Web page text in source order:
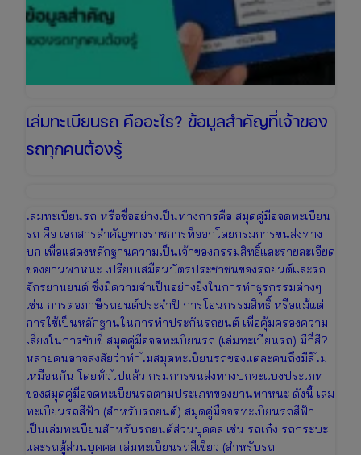
เล่มทะเบียนรถ คืออะไร? ข้อมูลสำคัญที่เจ้าของ
รถทุกคนต้องรู้
เล่มทะเบียนรถ หรือชื่ออย่างเป็นทางการคือ สมุดคู่มือจดทะเบียน
รถ คือ เอกสารสำคัญทางราชการที่ออกโดยกรมการขนส่งทาง
บก เพื่อแสดงหลักฐานความเป็นเจ้าของกรรมสิทธิ์และรายละเอียด
ของยานพาหนะ เปรียบเสมือนบัตรประชาชนของรถยนต์และรถ
จักรยานยนต์ ซึ่งมีความจำเป็นอย่างยิ่งในการทำธุรกรรมต่างๆ
เช่น การต่อภาษีรถยนต์ประจำปี การโอนกรรมสิทธิ์ หรือแม้แต่
การใช้เป็นหลักฐานในการทำประกันรถยนต์ เพื่อคุ้มครองความ
เสี่ยงในการขับขี่ สมุดคู่มือจดทะเบียนรถ (เล่มทะเบียนรถ) มีกี่สี?
หลายคนอาจสงสัยว่าทำไมสมุดทะเบียนรถของแต่ละคนถึงมีสีไม่
เหมือนกัน โดยทั่วไปแล้ว กรมการขนส่งทางบกจะแบ่งประเภท
ของสมุดคู่มือจดทะเบียนรถตามประเภทของยานพาหนะ ดังนี้ เล่ม
ทะเบียนรถสีฟ้า (สำหรับรถยนต์) สมุดคู่มือจดทะเบียนรถสีฟ้า
เป็นเล่มทะเบียนสำหรับรถยนต์ส่วนบุคคล เช่น รถเก๋ง รถกระบะ
และรถตู้ส่วนบุคคล เล่มทะเบียนรถสีเขียว (สำหรับรถ